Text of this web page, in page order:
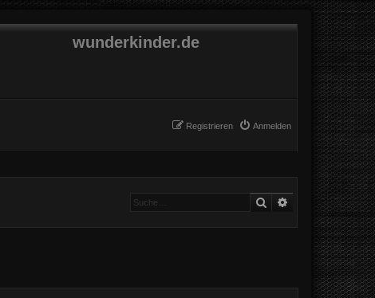
wunderkinder.de
Anmelden
Registrieren
Suche Erweiterte Suche